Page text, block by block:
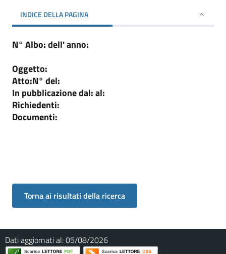
INDICE DELLA PAGINA
N° Albo:dell' anno:
Oggetto:
Atto:N° del:
In pubblicazione dal:al:
Richiedenti:
Documenti:
Dati aggiornati al:05/08/2026